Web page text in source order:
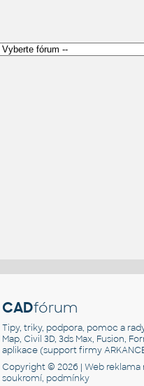
CADfórum
Tipy, triky, podpora, pomoc a
Map, Civil 3D, 3ds Max, Fusion,
aplikace (support firmy
Copyright © 2026 |Web reklama
soukromí, podmínky